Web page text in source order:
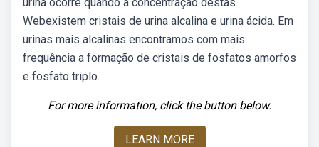
Webexistem cristais de urina alcalina e urina ácida. Em
urinas mais alcalinas encontramos com mais
frequência a formação de cristais de fosfatos amorfos
e fosfato triplo.
For more information, click the button below.
LEARN MORE